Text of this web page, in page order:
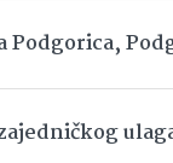
Podgorica,